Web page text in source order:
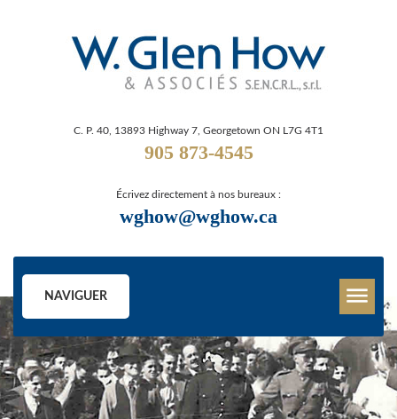
C. P. 40, 13893 Highway 7, Georgetown ON L7G 4T1
905 873-4545
Écrivez directement à nos bureaux :
wghow@wghow.ca
NAVIGUER